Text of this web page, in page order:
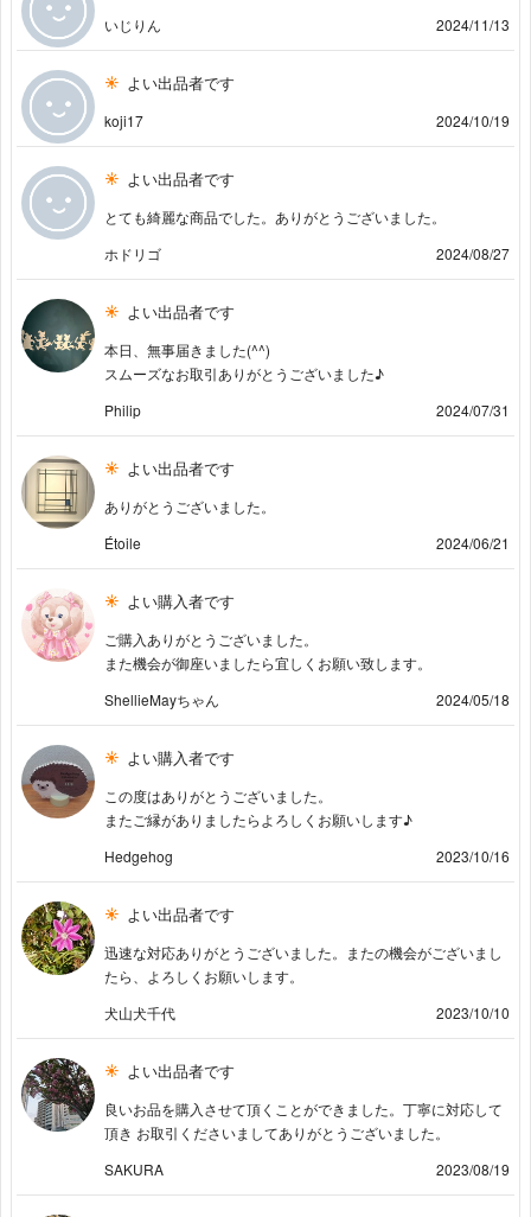
いじりん 2024/11/13
よい出品者です
koji17 2024/10/19
よい出品者です
とても綺麗な商品でした。ありがとうございました。
ホドリゴ
2024/08/27
よい出品者です
本日、無事届きました(^^)
スムーズなお取引ありがとうございました♪
Philip
2024/07/31
よい出品者です
ありがとうございました。
Étoile
2024/06/21
よい購入者です
ご購入ありがとうございました。
また機会が御座いましたら宜しくお願い致します。
ShellieMayちゃん
2024/05/18
よい購入者です
この度はありがとうございました。
またご縁がありましたらよろしくお願いします♪
Hedgehog
2023/10/16
よい出品者です
迅速な対応ありがとうございました。またの機会がございまし
たら、よろしくお願いします。
犬山犬千代
2023/10/10
よい出品者です
良いお品を購入させて頂くことができました。丁寧に対応して
頂き お取引くださいましてありがとうございました。
SAKURA
2023/08/19